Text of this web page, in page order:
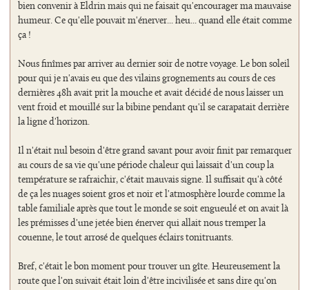
bien convenir à Eldrin mais qui ne faisait qu'encourager ma mauvaise
humeur. Ce qu'elle pouvait m'énerver... heu... quand elle était comme
ça !
Nous finîmes par arriver au dernier soir de notre voyage. Le bon soleil
pour qui je n'avais eu que des vilains grognements au cours de ces
dernières 48h avait prit la mouche et avait décidé de nous laisser un
vent froid et mouillé sur la bibine pendant qu'il se carapatait derrière
la ligne d'horizon.
Il n'était nul besoin d'être grand savant pour avoir finit par remarquer
au cours de sa vie qu'une période chaleur qui laissait d'un coup la
température se rafraichir, c'était mauvais signe. Il suffisait qu'à côté
de ça les nuages soient gros et noir et l'atmosphère lourde comme la
table familiale après que tout le monde se soit engueulé et on avait là
les prémisses d'une jetée bien énerver qui allait nous tremper la
couenne, le tout arrosé de quelques éclairs tonitruants.
Bref, c'était le bon moment pour trouver un gîte. Heureusement la
route que l'on suivait était loin d'être incivilisée et sans dire qu'on